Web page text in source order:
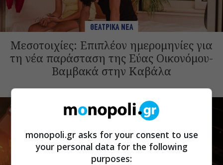
ΘΕΑΤΡΙΚΑ ΝΕΑ
Μεσοτοιχίες: Επιπλέον ημερομηνίες για
τη νέα παράσταση της Εύας Οικονόμου-
Βαμβακά στην Καβάλα
monopoli.gr asks for your consent to use
your personal data for the following
purposes: